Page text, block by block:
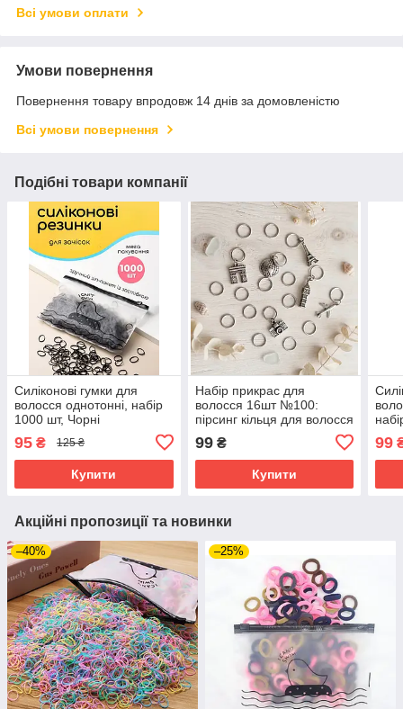
Всі умови оплати
Умови повернення
Повернення товару впродовж 14 днів за домовленістю
Всі умови повернення
Подібні товари компанії
Силіконові гумки для
волосся однотонні, набір
1000 шт, Чорні
95 ₴ 125 ₴
Купити
Набір прикрас для
волосся 16шт №100:
пірсинг кільця для волосся
99₴
Купити
99
Акційні пропозиції та новинки
–40% –25%